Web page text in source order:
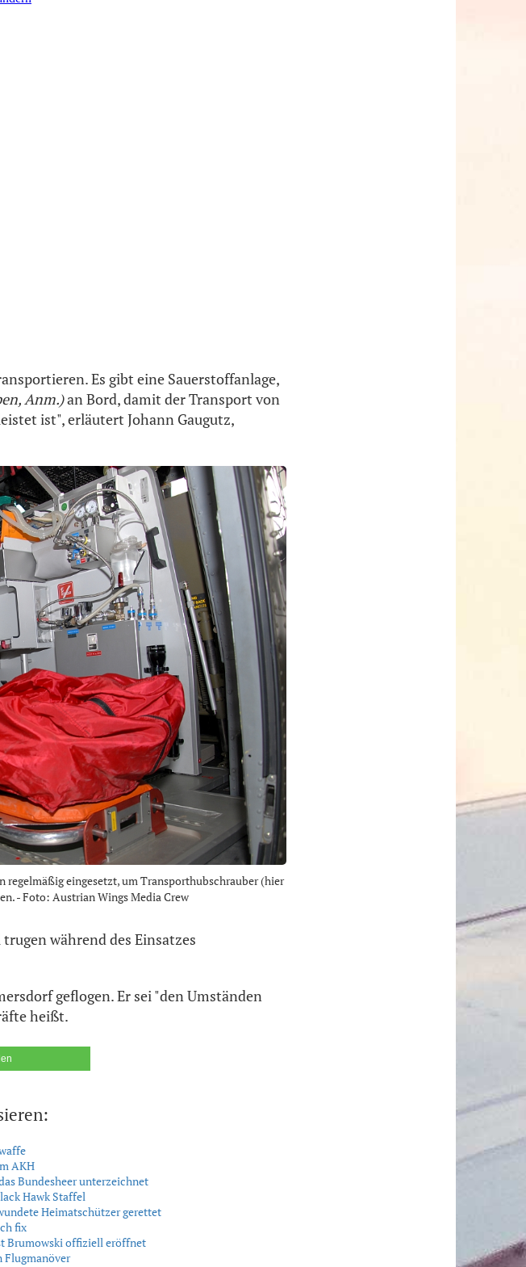
Es gibt eine Sauerstoffanlage,
Anm.)an Bord, damit der Transport von
ist", erläutert Johann Gaugutz,
regelmäßig eingesetzt, um Transporthubschrauber (hier
- Foto: Austrian Wings Media Crew
während des Einsatzes
geflogen. Er sei "den Umständen
heißt.
AKH
Bundesheer unterzeichnet
Hawk Staffel
Heimatschützer gerettet
fix
Brumowski offiziell eröffnet
Flugmanöver